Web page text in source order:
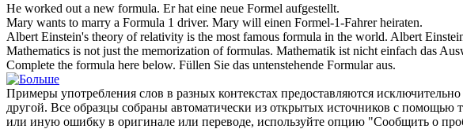
He worked out a new formula. Er hat eine neue Formel aufgestellt.
Mary wants to marry a Formula 1 driver. Mary will einen Formel-1-Fahrer heiraten.
Albert Einstein's theory of relativity is the most famous formula in the world. Albert
Mathematics is not just the memorization offormulas. Mathematik ist nicht einfach das
Complete the formula here below. Füllen Sie das untenstehende Formular aus.
Примеры употребления слов в разных контекстах предоставляются
другой. Все образцы собраны автоматически из открытых источников с
или иную ошибку в оригинале или переводе, используйте опцию "Сообщить о